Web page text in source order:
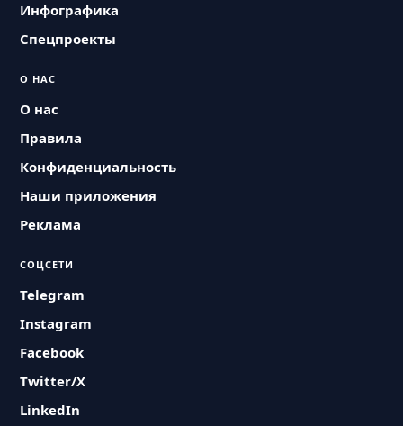
Инфографика
Спецпроекты
О НАС
О нас
Правила
Конфиденциальность
Наши приложения
Реклама
СОЦСЕТИ
Telegram
Instagram
Facebook
Twitter/X
LinkedIn